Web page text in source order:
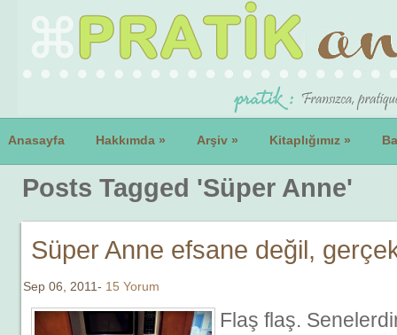
Anasayfa Hakkımda » Arşiv » Kitaplığımız »
Posts Tagged 'Süper Anne'
Süper Anne efsane değil,
Sep 06, 2011- 15 Yorum
Flaş flaş.